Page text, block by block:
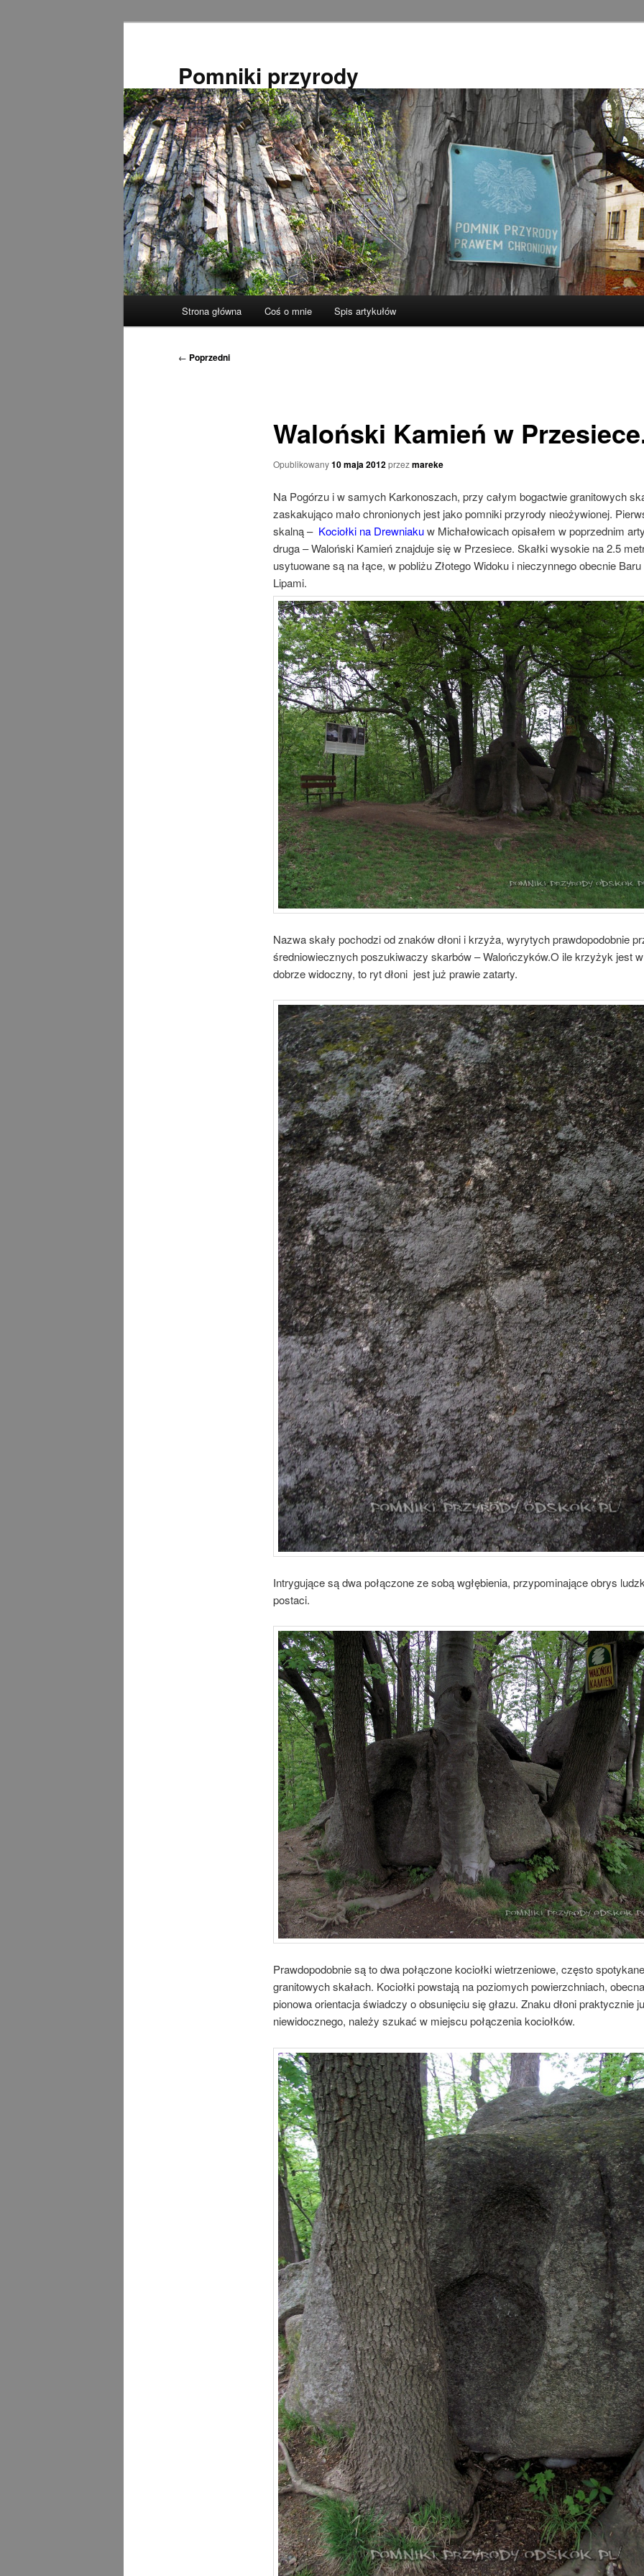
Pomniki przyrody
Strona główna Coś o mnie Spis artykułów
Nawigacja
← Poprzedni
Waloński Kamień w
Opublikowany10 maja 2012przezmareke
Na Pogórzu i w samych Karkonoszach, przy całym bogactwie granitowych
zaskakująco mało chronionych jest jako pomniki przyrody nieożywionej.
skalną – Kociołki na Drewniakuw Michałowicach opisałem w poprzednim
druga – Waloński Kamień znajduje się w Przesiece. Skałki wysokie na 2.5
usytuowane są na łące, w pobliżu Złotego Widoku i nieczynnego obecnie
Lipami.
Nazwa skały pochodzi od znaków dłoni i krzyża, wyrytych prawdopodobnie
średniowiecznych poszukiwaczy skarbów – Walończyków.O ile krzyżyk jest
dobrze widoczny, to ryt dłoni jest już prawie zatarty.
Intrygujące są dwa połączone ze sobą wgłębienia, przypominające obrys
postaci.
Prawdopodobnie są to dwa połączone kociołki wietrzeniowe, często
granitowych skałach. Kociołki powstają na poziomych powierzchniach,
pionowa orientacja świadczy o obsunięciu się głazu. Znaku dłoni praktycznie
niewidocznego, należy szukać w miejscu połączenia kociołków.